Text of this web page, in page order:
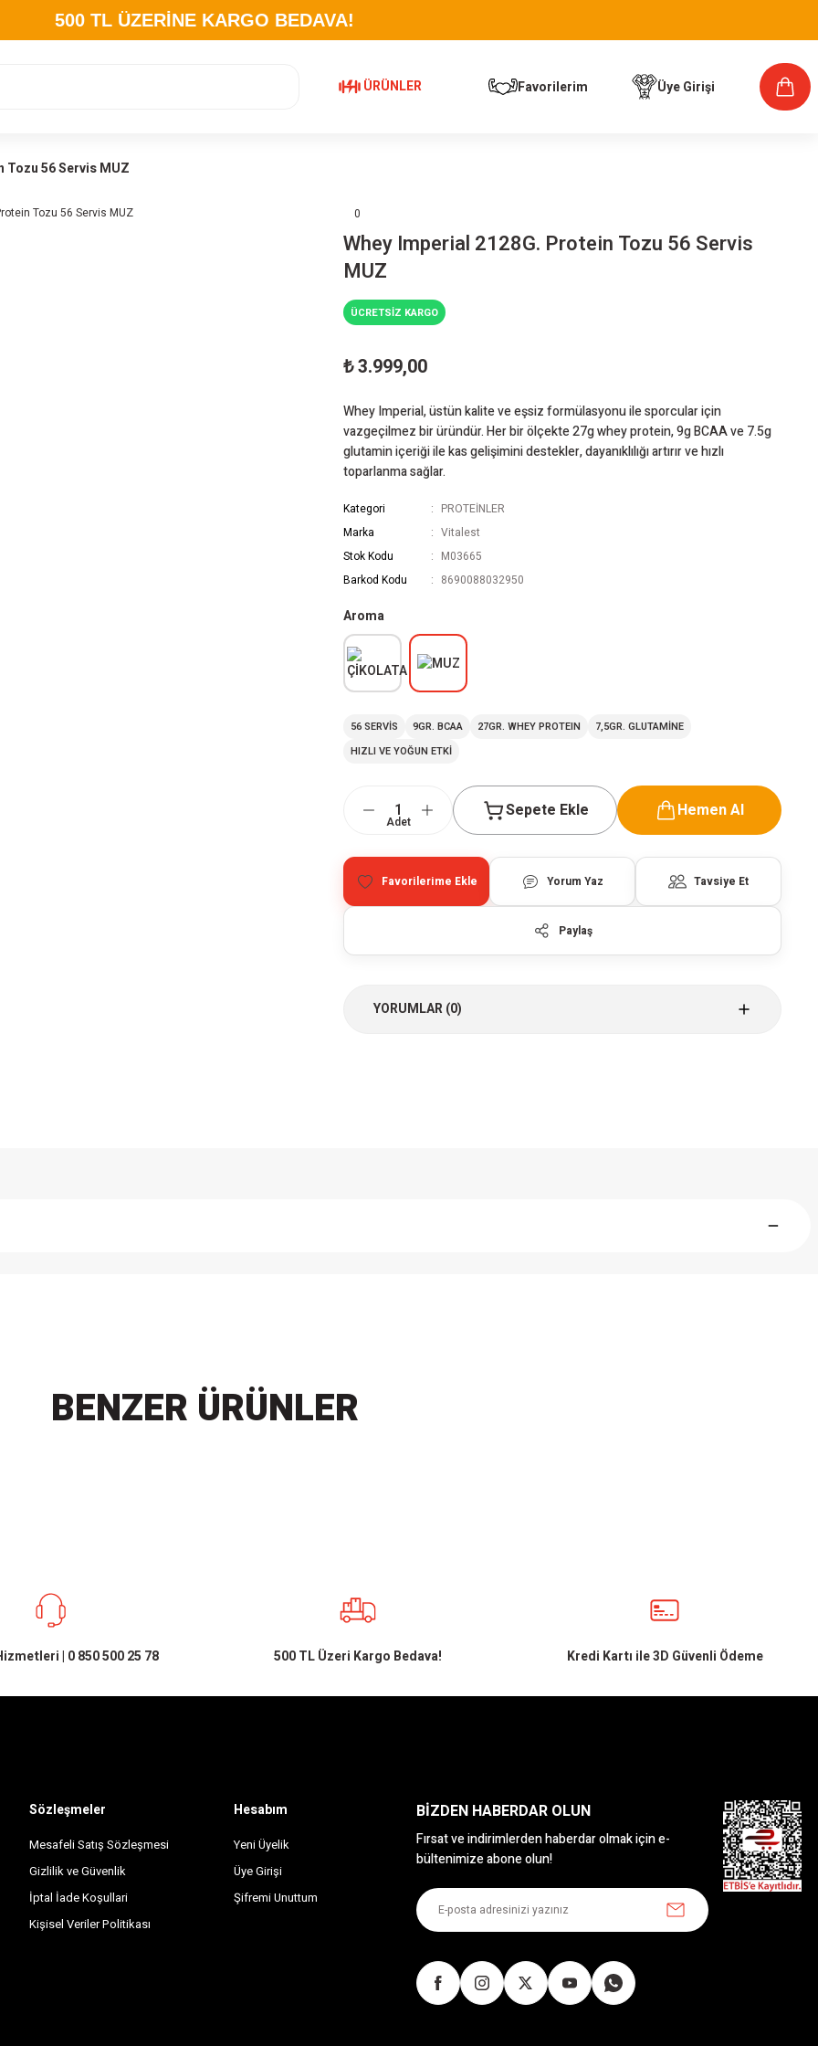
500 TL ÜZERİNE KARGO BEDAVA!
ÜRÜNLER Favorilerim Üye Girişi
Tozu 56 Servis MUZ
0
Whey Imperial 2128G. Protein Tozu 56 Servis
MUZ
ÜCRETSİZ KARGO
₺ 3.999,00
Whey Imperial, üstün kalite ve eşsiz formülasyonu ile sporcular için
vazgeçilmez bir üründür. Her bir ölçekte 27g whey protein, 9g BCAA ve 7.5g
glutamin içeriği ile kas gelişimini destekler, dayanıklılığı artırır ve hızlı
toparlanma sağlar.
Kategori
PROTEİNLER
Marka
Vitalest
Stok Kodu
M03665
Barkod Kodu
8690088032950
Aroma
56 SERVİS 9GR. BCAA 27GR. WHEY PROTEIN
7,5GR. GLUTAMİNE
HIZLI VE YOĞUN ETKİ
Adet
Sepete Ekle Hemen Al
Yorum Yaz Tavsiye Et
Paylaş
YORUMLAR (0)
BENZER ÜRÜNLER
| 0 850 500 25 78 500 TL Üzeri Kargo Bedava! Kredi Kartı ile 3D Güvenli Ödeme
Sözleşmeler
Mesafeli Satış Sözleşmesi
Gizlilik ve Güvenlik
İptal İade Koşullari
Kişisel Veriler Politikası
Hesabım
Yeni Üyelik
Üye Girişi
Şifremi Unuttum
BİZDEN HABERDAR OLUN
Fırsat ve indirimlerden haberdar olmak için e-
bültenimize abone olun!